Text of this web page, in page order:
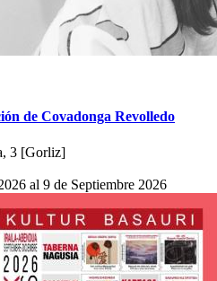
de Covadonga Revolledo
3 [Gorliz]
al 9 de Septiembre 2026